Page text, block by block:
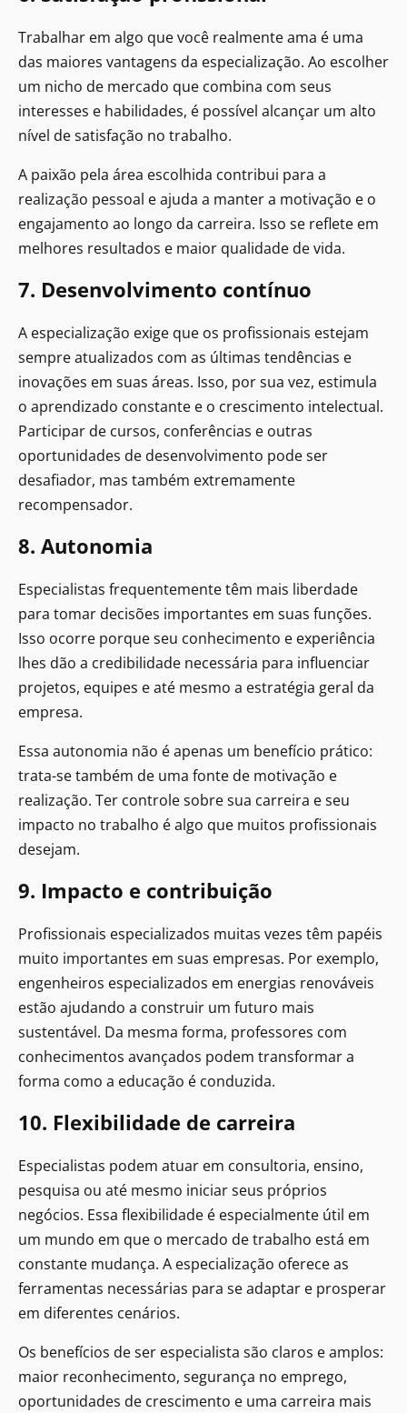
Trabalhar em algo que você realmente ama é uma
das maiores vantagens da especialização. Ao escolher
um nicho de mercado que combina com seus
interesses e habilidades, é possível alcançar um alto
nível de satisfação no trabalho.
A paixão pela área escolhida contribui para a
realização pessoal e ajuda a manter a motivação e o
engajamento ao longo da carreira. Isso se reflete em
melhores resultados e maior qualidade de vida.
7. Desenvolvimento contínuo
A especialização exige que os profissionais estejam
sempre atualizados com as últimas tendências e
inovações em suas áreas. Isso, por sua vez, estimula
o aprendizado constante e o crescimento intelectual.
Participar de cursos, conferências e outras
oportunidades de desenvolvimento pode ser
desafiador, mas também extremamente
recompensador.
8. Autonomia
Especialistas frequentemente têm mais liberdade
para tomar decisões importantes em suas funções.
Isso ocorre porque seu conhecimento e experiência
lhes dão a credibilidade necessária para influenciar
projetos, equipes e até mesmo a estratégia geral da
empresa.
Essa autonomia não é apenas um benefício prático:
trata-se também de uma fonte de motivação e
realização. Ter controle sobre sua carreira e seu
impacto no trabalho é algo que muitos profissionais
desejam.
9. Impacto e contribuição
Profissionais especializados muitas vezes têm papéis
muito importantes em suas empresas. Por exemplo,
engenheiros especializados em energias renováveis
estão ajudando a construir um futuro mais
sustentável. Da mesma forma, professores com
conhecimentos avançados podem transformar a
forma como a educação é conduzida.
10. Flexibilidade de carreira
Especialistas podem atuar em consultoria, ensino,
pesquisa ou até mesmo iniciar seus próprios
negócios. Essa flexibilidade é especialmente útil em
um mundo em que o mercado de trabalho está em
constante mudança. A especialização oferece as
ferramentas necessárias para se adaptar e prosperar
em diferentes cenários.
Os benefícios de ser especialista são claros e amplos:
maior reconhecimento, segurança no emprego,
oportunidades de crescimento e uma carreira mais